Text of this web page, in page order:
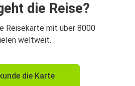
die Reise?
Reisekarte mit über 8000
weltweit.
die Karte